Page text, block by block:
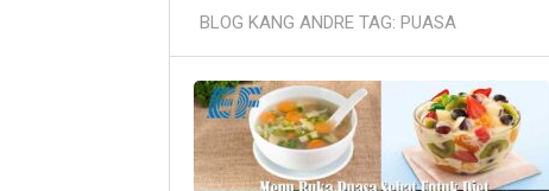
BLOG KANG ANDRE TAG: PUASA